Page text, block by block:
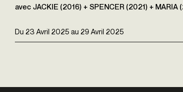
Du 23 Avril 2025 au 29 Avril 2025
avec JACKIE (2016) + SPENCER (2021) + MARIA